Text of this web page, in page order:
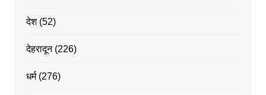
देश(52)
देहरादून(226)
धर्म(276)